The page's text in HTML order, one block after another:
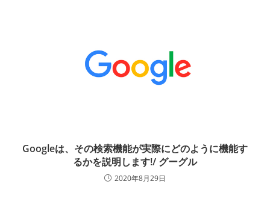
Googleは、その検索機能が実際にどのように機能す
るかを説明します!/ グーグル
2020年8月29日